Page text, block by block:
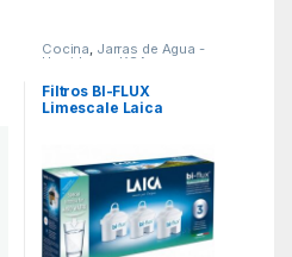
Cocina, Jarras de Agua -
Hervidores KSA
Filtros BI-FLUX
Limescale Laica